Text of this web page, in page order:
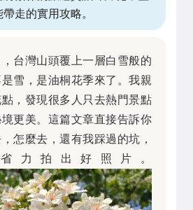
走的實用攻略。
台灣山頭覆上一層白雪般的
雪，是油桐花季來了。我親
，發現很多人只去熱門景點
更美。這篇文章直接告訴你
怎麼去，還有我踩過的坑，
力拍出好照片。